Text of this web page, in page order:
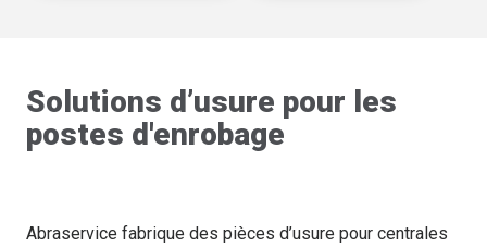
Solutions d’usure pour les
postes d'enrobage
Abraservice fabrique des pièces d’usure pour centrales